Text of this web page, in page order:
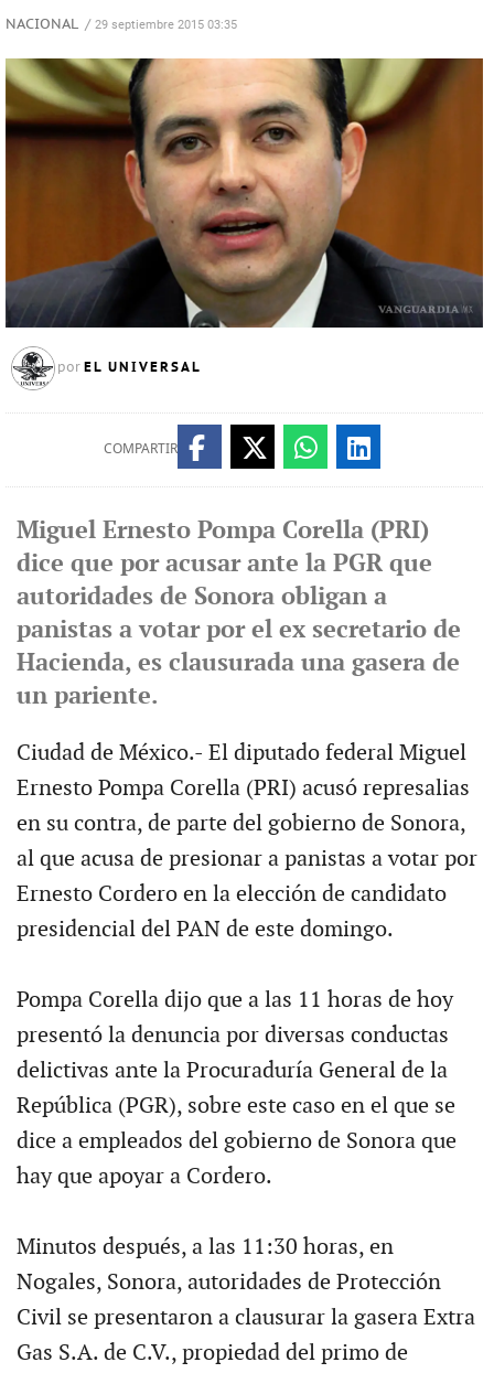
NACIONAL / 29 septiembre 2015 03:35
por EL UNIVERSAL
COMPARTIR
Miguel Ernesto Pompa Corella (PRI)
dice que por acusar ante la PGR que
autoridades de Sonora obligan a
panistas a votar por el ex secretario de
Hacienda, es clausurada una gasera de
un pariente.
Ciudad de México.- El diputado federal Miguel
Ernesto Pompa Corella (PRI) acusó represalias
en su contra, de parte del gobierno de Sonora,
al que acusa de presionar a panistas a votar por
Ernesto Cordero en la elección de candidato
presidencial del PAN de este domingo.
Pompa Corella dijo que a las 11 horas de hoy
presentó la denuncia por diversas conductas
delictivas ante la Procuraduría General de la
República (PGR), sobre este caso en el que se
dice a empleados del gobierno de Sonora que
hay que apoyar a Cordero.
Minutos después, a las 11:30 horas, en
Nogales, Sonora, autoridades de Protección
Civil se presentaron a clausurar la gasera Extra
Gas S.A. de C.V., propiedad del primo de